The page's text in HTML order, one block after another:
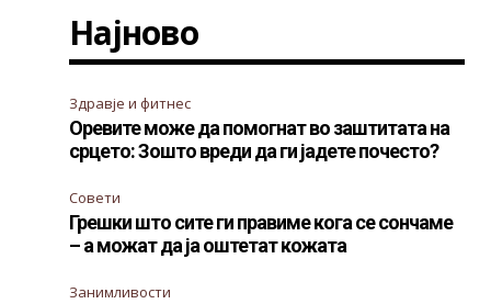
Најново
Здравје и фитнес
Оревите може да помогнат во заштитата на
срцето: Зошто вреди да ги јадете почесто?
Совети
Грешки што сите ги правиме кога се сончаме
– а можат да ја оштетат кожата
Занимливости